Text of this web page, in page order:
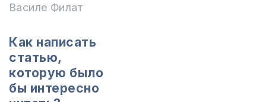
которую бы можно
начала до конца.
который имел,
самое меньшее 16
страниц, только
Василе Филат
Как написать
статью,
которую было
бы интересно